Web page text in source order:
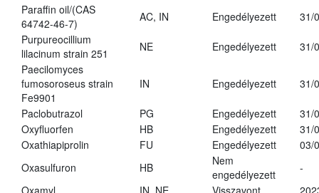
Paraffin oil/(CAS
64742-46-7)
AC, IN Engedélyezett
31/
Purpureocillium
lilacinum strain 251
NE Engedélyezett
31/
Paecilomyces
fumosoroseus strain
Fe9901
IN Engedélyezett 31/
Paclobutrazol PG Engedélyezett
31/
Oxyfluorfen
HB Engedélyezett
31/
Oxathiapiprolin
FU Engedélyezett
03/
Oxasulfuron
HB
Nem
engedélyezett
-